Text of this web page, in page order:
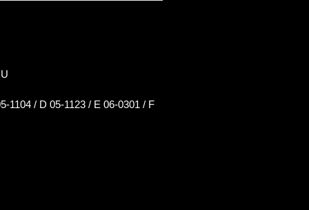
1104 / D 05-1123 / E 06-0301 / F